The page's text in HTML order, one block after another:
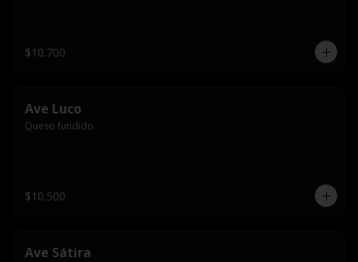
$10.700
Ave Luco
Queso fundido.
$10.500
Ave Sátira